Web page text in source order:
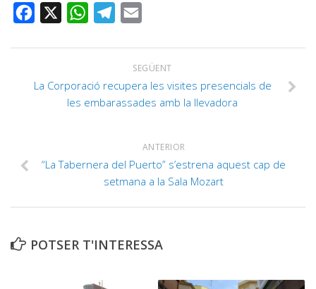
FACEBOOK
WHATSAPPTELEGRAM
SEGÜENT
La Corporació recupera les visites presencials de
les embarassades amb la llevadora
ANTERIOR
“La Tabernera del Puerto” s’estrena aquest cap de
setmana a la Sala Mozart
POTSER T'INTERESSA